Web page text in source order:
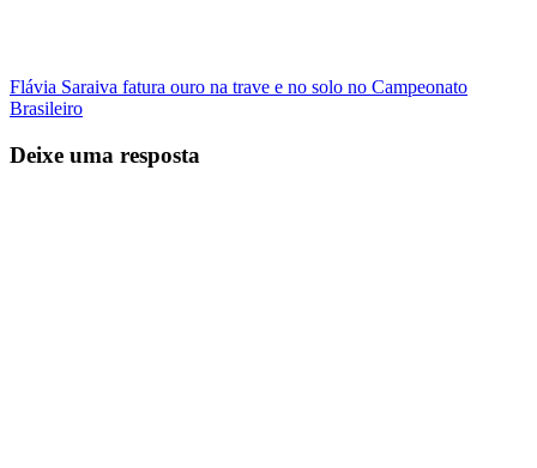
Flávia Saraiva fatura ouro na trave e no solo no Campeonato
Brasileiro
Deixe uma resposta